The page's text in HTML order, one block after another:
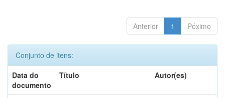
Anterior 1 Póximo
Conjunto de itens:
Data do
documento
Título Autor(es)